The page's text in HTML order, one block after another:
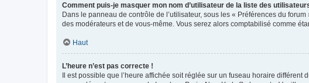
Comment puis-je masquer mon nom d’utilisateur de la liste des
Dans le panneau de contrôle de l’utilisateur, sous les « Préférences du forum
des modérateurs et de vous-même. Vous serez alors comptabilisé comme
Haut
L’heure n’est pas correcte !
Il est possible que l’heure affichée soit réglée sur un fuseau horaire